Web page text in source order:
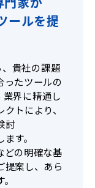
ールを提
貴社の課題
ったツールの
界に精通し
トにより、
討
す。
どの明確な基
提案し、あら